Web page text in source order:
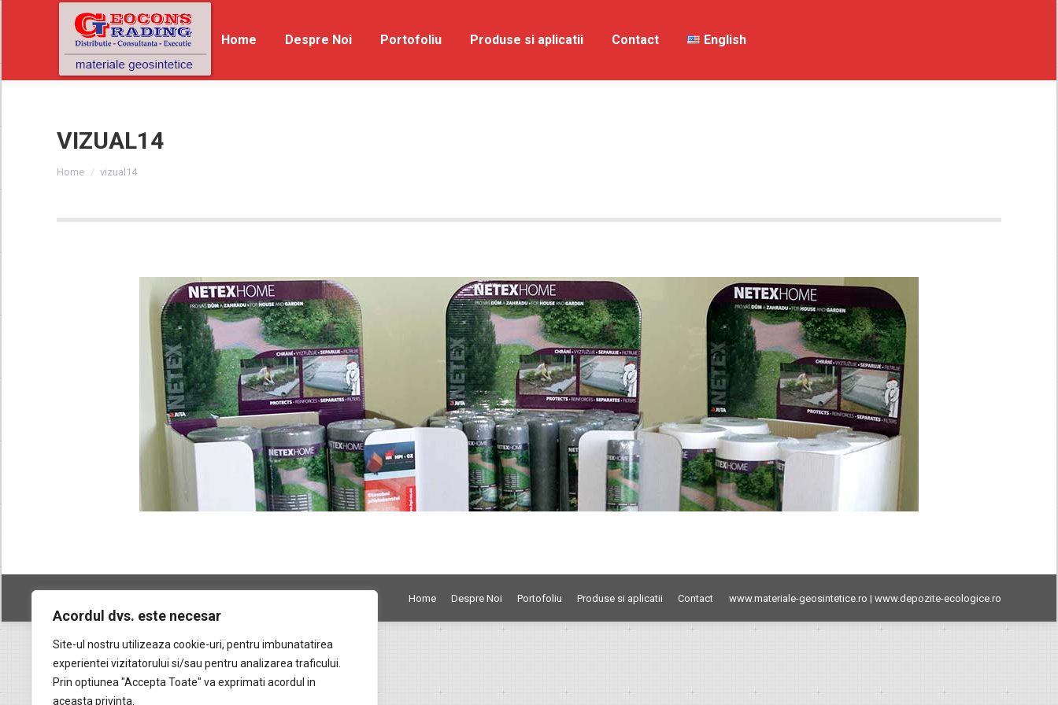
Acordul dvs. este necesar
Site-ul nostru utilizeaza cookie-uri, pentru imbunatatirea
experientei vizitatorului si/sau pentru analizarea traficului.
Prin optiunea "Accepta Toate" va exprimati acordul in
aceasta privinta.
Home Despre Noi Portofoliu Produse si aplicatii Contact English
VIZUAL14
You are here:
Home vizual14
Home Despre Noi Portofoliu Produse si aplicatii Contact www.materiale-geosintetice.ro | www.depozite-ecologice.ro
Home Despre Noi Portofoliu Produse si aplicatii Contact